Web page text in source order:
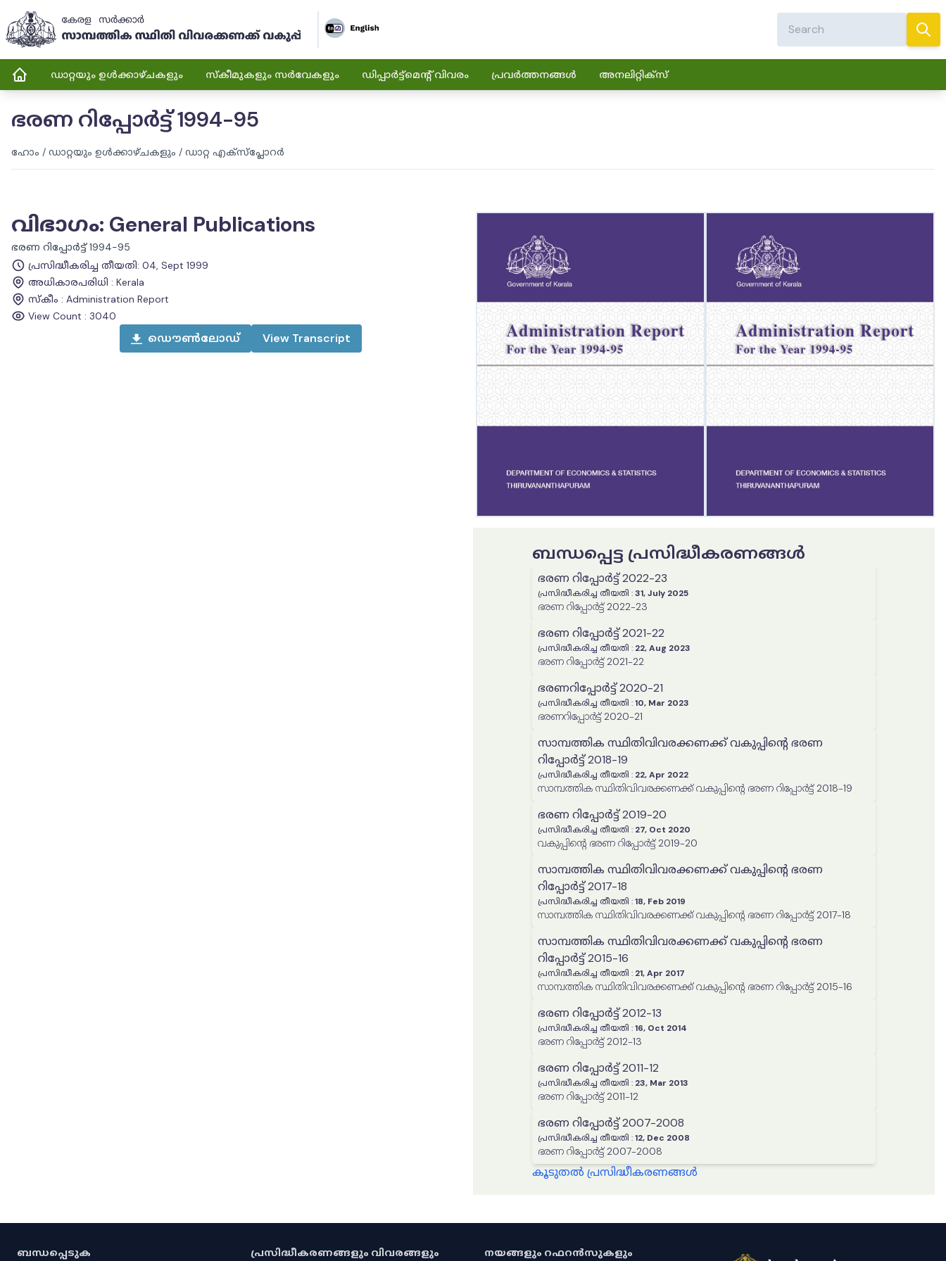
ഡാറ്റയും ഉൾക്കാഴ്ചകളും സ്കീമുകളും സർവേകളും ഡിപ്പാർട്ട്മെന്റ് വിവരം പ്രവർത്തനങ്ങൾ അനലിറ്റിക്സ്
ഭരണ റിപ്പോർട്ട് 1994-95
ഹോം / ഡാറ്റയും ഉൾക്കാഴ്ചകളും / ഡാറ്റ എക്സ്പ്ലോറർ
വിഭാഗം: General Publications
ഭരണ റിപ്പോർട്ട് 1994-95
പ്രസിദ്ധീകരിച്ച തീയതി: 04, Sept 1999
അധികാരപരിധി : Kerala
സ്കീം : Administration Report
View Count : 3040
ഡൌൺലോഡ് View Transcript
ബന്ധപ്പെട്ട പ്രസിദ്ധീകരണങ്ങൾ
ഭരണ റിപ്പോർട്ട് 2022-23
പ്രസിദ്ധീകരിച്ച തീയതി :31, July 2025
ഭരണ റിപ്പോർട്ട് 2022-23
ഭരണ റിപ്പോർട്ട് 2021-22
പ്രസിദ്ധീകരിച്ച തീയതി : 22, Aug 2023
ഭരണ റിപ്പോർട്ട് 2021-22
ഭരണറിപ്പോർട്ട് 2020-21
പ്രസിദ്ധീകരിച്ച തീയതി :10, Mar 2023
ഭരണറിപ്പോർട്ട് 2020-21
സാമ്പത്തിക സ്ഥിതിവിവരക്കണക്ക് വകുപ്പിന്റെ ഭരണ
റിപ്പോർട്ട് 2018-19
പ്രസിദ്ധീകരിച്ച തീയതി : 22, Apr 2022
സാമ്പത്തിക സ്ഥിതിവിവരക്കണക്ക് വകുപ്പിന്റെ ഭരണ റിപ്പോർട്ട് 2018-19
ഭരണ റിപ്പോർട്ട് 2019-20
പ്രസിദ്ധീകരിച്ച തീയതി : 27, Oct 2020
വകുപ്പിന്റെ ഭരണ റിപ്പോർട്ട് 2019-20
സാമ്പത്തിക സ്ഥിതിവിവരക്കണക്ക് വകുപ്പിന്റെ ഭരണ
റിപ്പോർട്ട് 2017-18
പ്രസിദ്ധീകരിച്ച തീയതി :18, Feb 2019
സാമ്പത്തിക സ്ഥിതിവിവരക്കണക്ക് വകുപ്പിന്റെ ഭരണ റിപ്പോർട്ട് 2017-18
സാമ്പത്തിക സ്ഥിതിവിവരക്കണക്ക് വകുപ്പിന്റെ ഭരണ
റിപ്പോർട്ട് 2015-16
പ്രസിദ്ധീകരിച്ച തീയതി : 21, Apr 2017
സാമ്പത്തിക സ്ഥിതിവിവരക്കണക്ക് വകുപ്പിന്റെ ഭരണ റിപ്പോർട്ട് 2015-16
ഭരണ റിപ്പോർട്ട് 2012-13
പ്രസിദ്ധീകരിച്ച തീയതി :16, Oct 2014
ഭരണ റിപ്പോർട്ട് 2012-13
ഭരണ റിപ്പോർട്ട് 2011-12
പ്രസിദ്ധീകരിച്ച തീയതി : 23, Mar 2013
ഭരണ റിപ്പോർട്ട് 2011-12
ഭരണ റിപ്പോർട്ട് 2007-2008
പ്രസിദ്ധീകരിച്ച തീയതി :12, Dec 2008
ഭരണ റിപ്പോർട്ട് 2007-2008
കൂടുതൽ പ്രസിദ്ധീകരണങ്ങൾ
ബന്ധപ്പെടുക
പ്രസിദ്ധീകരണങ്ങളും വിവരങ്ങളും
നയങ്ങളും റഫറൻസുകളും